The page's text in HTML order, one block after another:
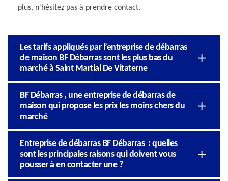
plus, n'hésitez pas à prendre contact.
Les tarifs appliqués par l’entreprise de débarras
de maison BF Débarras sont les plus bas du
marché à Saint Martial De Vitaterne
BF Débarras , une entreprise de débarras de
maison qui propose les prix les moins chers du
marché
Entreprise de débarras BF Débarras : quelles
sont les principales raisons qui doivent vous
pousser à en contacter une ?